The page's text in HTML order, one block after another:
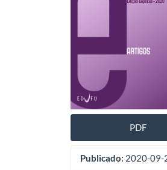
PDF
Publicado: 2020-09-